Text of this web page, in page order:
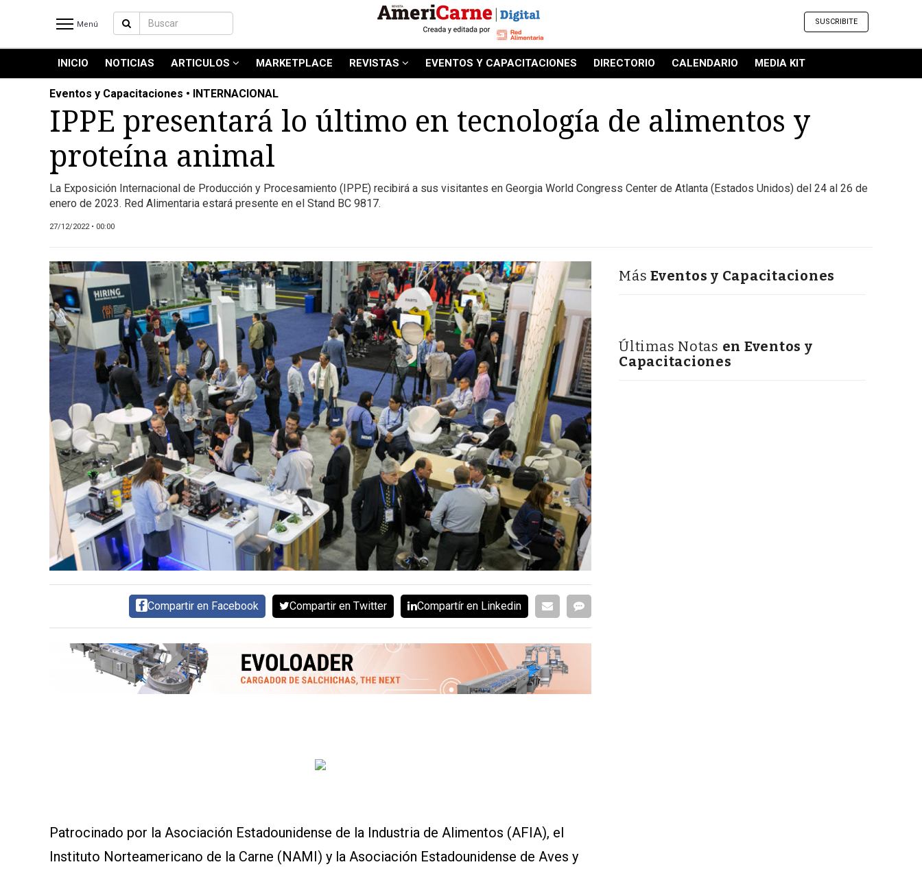
NOTICIAS RECIENTES
NOTICIAS
ARTICULOS
PRODUCCIÓN
PROCESO
PRODUCTO
MARKETPLACE
REVISTAS
CATÁLOGO DE CORTES DE
CARNE VACUNA
EVENTOS Y
CAPACITACIONES
CALENDARIO
MEDIA KIT
SERVICIOS
Menú SUSCRIBITE
INICIO NOTICIAS ARTICULOS MARKETPLACE REVISTAS EVENTOS Y CAPACITACIONES DIRECTORIO CALENDARIO MEDIA KIT
Eventos y Capacitaciones • INTERNACIONAL
IPPE presentará lo último en tecnología de alimentos y
proteína animal
La Exposición Internacional de Producción y Procesamiento (IPPE) recibirá a sus visitantes en Georgia World Congress Center de Atlanta (Estados Unidos) del 24 al 26 de
enero de 2023. Red Alimentaria estará presente en el Stand BC 9817.
27/12/2022 • 00:00
Compartir en Facebook Compartir en Twitter Compartír en Linkedin
Patrocinado por la Asociación Estadounidense de la Industria de Alimentos (AFIA), el
Instituto Norteamericano de la Carne (NAMI) y la Asociación Estadounidense de Aves y
Más Eventos y Capacitaciones
Últimas Notas en Eventos y
Capacitaciones